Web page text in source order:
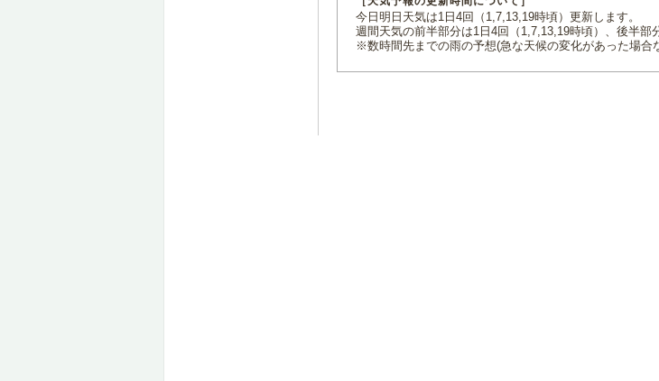
今日明日天気は1日4回（1,7,13,19時頃）更新します。
週間天気の前半部分は1日4回（1,7,13,19時頃）、後半部
※数時間先までの雨の予想(急な天候の変化があった場合